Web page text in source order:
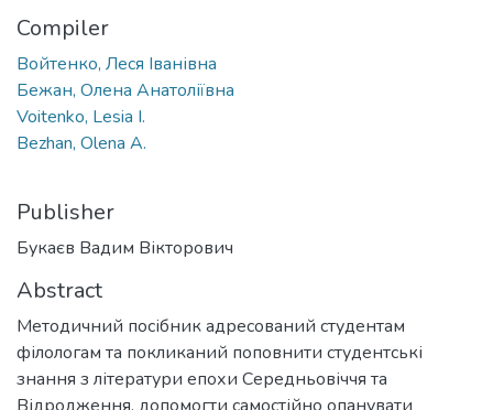
Compiler
Войтенко, Леся Іванівна
Бежан, Олена Анатоліївна
Voitenko, Lesia I.
Bezhan, Olena A.
Publisher
Букаєв Вадим Вікторович
Abstract
Методичний посібник адресований студентам
філологам та покликаний поповнити студентські
знання з літератури епохи Середньовіччя та